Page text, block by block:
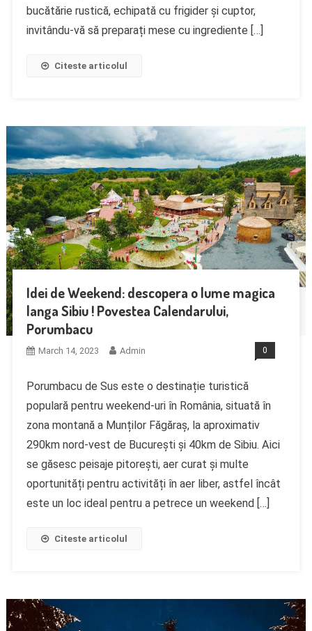
bucătărie rustică, echipată cu frigider și cuptor,
invitându-vă să preparați mese cu ingrediente […]
Citeste articolul
Idei de Weekend: descopera o lume magica
langa Sibiu ! Povestea Calendarului,
Porumbacu
March 14, 2023 Admin 0
Porumbacu de Sus este o destinație turistică
populară pentru weekend-uri în România, situată în
zona montană a Munților Făgăraș, la aproximativ
290km nord-vest de București și 40km de Sibiu. Aici
se găsesc peisaje pitorești, aer curat și multe
oportunități pentru activități în aer liber, astfel încât
este un loc ideal pentru a petrece un weekend […]
Citeste articolul